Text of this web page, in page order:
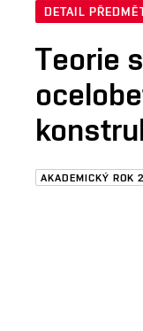
DETAIL
Teorie
AKADEMICKÝ ROK